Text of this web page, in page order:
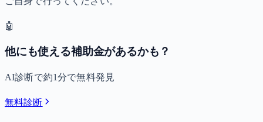
🤖
他にも使える補助金があるかも？
AI診断で約1分で無料発見
無料診断